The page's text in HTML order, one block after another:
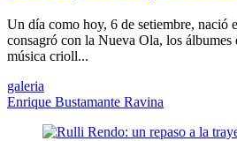
Un día como hoy, 6 de setiembre, nació
consagró con la Nueva Ola, los
música crioll...
galeria
Enrique Bustamante Ravina